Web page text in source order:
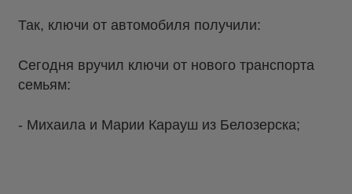
Так, ключи от автомобиля получили:
Сегодня вручил ключи от нового транспорта
семьям:
- Михаила и Марии Карауш из Белозерска;